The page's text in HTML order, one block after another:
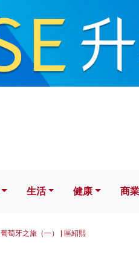
生活 健康
生活 健康 商業
葡萄牙之旅（一） | 區紹熙